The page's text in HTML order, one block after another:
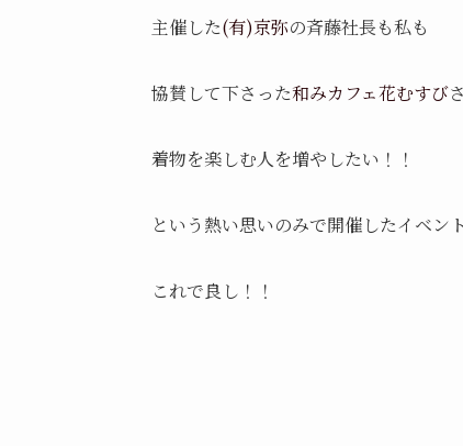
主催した(有)京弥の斉藤社長も私も
協賛して下さった和みカフェ花むすび
着物を楽しむ人を増やしたい！！
という熱い思いのみで開催したイベン
これで良し！！